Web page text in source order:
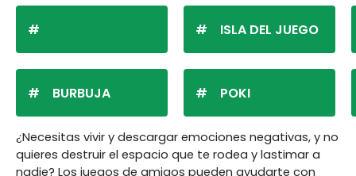
BURBUJA
ISLA DEL JUEGO
POKI
¿Necesitas vivir y descargar emociones negativas, y no
quieres destruir el espacio que te rodea y lastimar a
nadie? Los juegos de amigos pueden ayudarte con